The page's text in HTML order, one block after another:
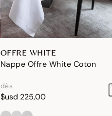
OFFRE WHITE
Nappe Offre White Coton
dès
$usd 225,00